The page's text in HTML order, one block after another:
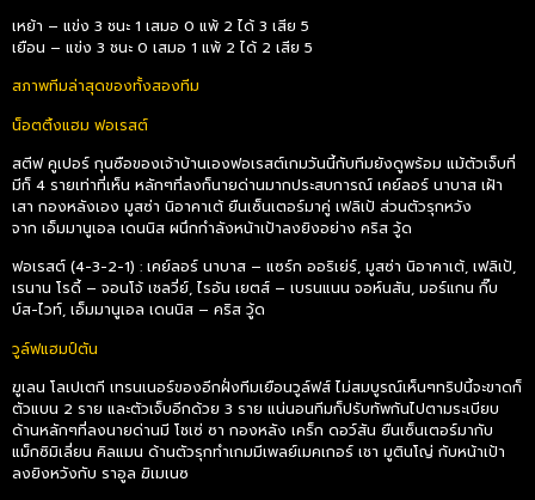
เหย้า – แข่ง 3 ชนะ 1 เสมอ 0 แพ้ 2 ได้ 3 เสีย 5
เยือน – แข่ง 3 ชนะ 0 เสมอ 1 แพ้ 2 ได้ 2 เสีย 5
สภาพทีมล่าสุดของทั้งสองทีม
น็อตติ้งแฮม ฟอเรสต์
สตีฟ คูเปอร์ กุนซือของเจ้าบ้านเองฟอเรสต์เกมวันนี้กับทีมยังดูพร้อม แม้ตัวเจ็บที่
มีก็ 4 รายเท่าที่เห็น หลักๆที่ลงก็นายด่านมากประสบการณ์ เคย์ลอร์ นาบาส เฝ้า
เสา กองหลังเอง มูสซ่า นิอาคาเต้ ยืนเซ็นเตอร์มาคู่ เฟลิเป้ ส่วนตัวรุกหวัง
จาก เอ็มมานูเอล เดนนิส ผนึกกำลังหน้าเป้าลงยิงอย่าง คริส วู้ด
ฟอเรสต์ (4-3-2-1) : เคย์ลอร์ นาบาส – แซร์ก ออริเย่ร์, มูสซ่า นิอาคาเต้, เฟลิเป้,
เรนาน โรดี้ – จอนโจ้ เชลวี่ย์, ไรอัน เยตส์ – เบรนแนน จอห์นสัน, มอร์แกน กิ๊บ
บ์ส-ไวท์, เอ็มมานูเอล เดนนิส – คริส วู้ด
วูล์ฟแฮมป์ตัน
ฆูเลน โลเปเตกี เทรนเนอร์ของอีกฝั่งทีมเยือนวูล์ฟส์ ไม่สมบูรณ์เห็นๆทริปนี้จะขาดก็
ตัวแบน 2 ราย และตัวเจ็บอีกด้วย 3 ราย แน่นอนทีมก็ปรับทัพกันไปตามระเบียบ
ด้านหลักๆที่ลงนายด่านมี โชเซ่ ซา กองหลัง เคร็ก ดอว์สัน ยืนเซ็นเตอร์มากับ
แม็กซิมิเลี่ยน คิลแมน ด้านตัวรุกทำเกมมีเพลย์เมคเกอร์ เชา มูตินโญ่ กับหน้าเป้า
ลงยิงหวังกับ ราอูล ฆิเมเนซ